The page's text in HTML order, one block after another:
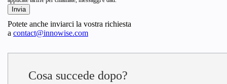
Potete anche inviarci la vostra richiesta
a contact@innowise.com
Cosa succede dopo?